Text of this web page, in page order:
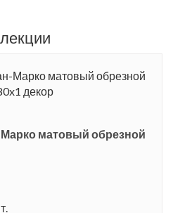
матовый обрезной